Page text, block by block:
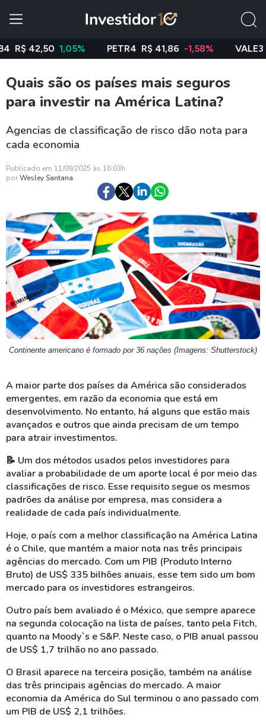
1,05% PETR4 R$ 41,86 -1,58% VALE3 R$
Quais são os países mais seguros
para investir na América Latina?
Agencias de classificação de risco dão nota para
cada economia
Publicado em 11/09/2025 às 16:03h
porWesley Santana
Continente americano é formado por 36 nações (Imagens: Shutterstock)
A maior parte dos países da América são considerados
emergentes, em razão da economia que está em
desenvolvimento. No entanto, há alguns que estão mais
avançados e outros que ainda precisam de um tempo
para atrair investimentos.
📝 Um dos métodos usados pelos investidores para
avaliar a probabilidade de um aporte local é por meio das
classificações de risco. Esse requisito segue os mesmos
padrões da análise por empresa, mas considera a
realidade de cada país individualmente.
Hoje, o país com a melhor classificação na América Latina
é o Chile, que mantém a maior nota nas três principais
agências do mercado. Com um PIB (Produto Interno
Bruto) de US$ 335 bilhões anuais, esse tem sido um bom
mercado para os investidores estrangeiros.
Outro país bem avaliado é o México, que sempre aparece
na segunda colocação na lista de países, tanto pela Fitch,
quanto na Moody`s e S&P. Neste caso, o PIB anual passou
de US$ 1,7 trilhão no ano passado.
O Brasil aparece na terceira posição, também na análise
das três principais agências do mercado. A maior
economia da América do Sul terminou o ano passado com
um PIB de US$ 2,1 trilhões.